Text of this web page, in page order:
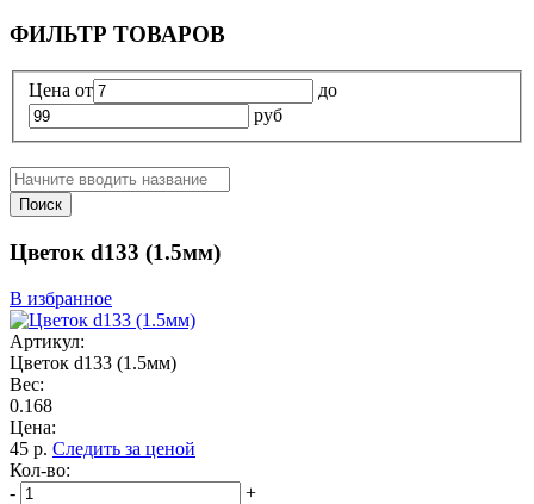
ФИЛЬТР ТОВАРОВ
Цена от
до
руб
Поиск
Цветок d133 (1.5мм)
В избранное
Артикул:
Цветок d133 (1.5мм)
Вес:
0.168
Цена:
45 р. Следить за ценой
Кол-во:
-
+